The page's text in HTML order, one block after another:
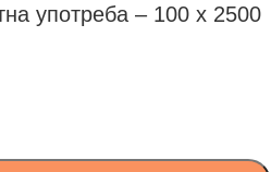
употреба – 100 х 2500